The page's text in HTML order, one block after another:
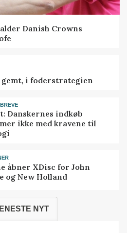
Danish Crowns
i foderstrategien
Danskernes indkøb
ikke med kravene til
åbner XDisc for John
og New Holland
NYT